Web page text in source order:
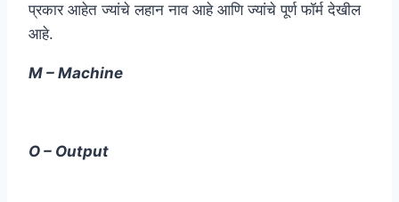
प्रकार आहेत ज्यांचे लहान नाव आहे आणि ज्यांचे पूर्ण फॉर्म देखील
आहे.
M – Machine
O – Output